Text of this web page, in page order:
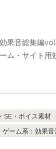
果音総集編
ム・サイト用
SE・ボイス素材
ゲーム系：効果音